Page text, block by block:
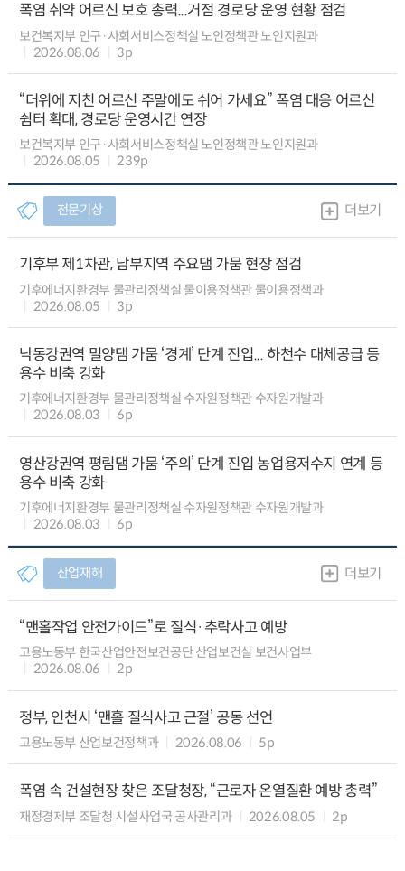
폭염 취약 어르신 보호 총력...거점 경로당 운영 현황 점검
보건복지부 인구·사회서비스정책실 노인정책관 노인지원과
2026.08.06
3p
“더위에 지친 어르신 주말에도 쉬어 가세요” 폭염 대응 어르신
쉼터 확대, 경로당 운영시간 연장
보건복지부 인구·사회서비스정책실 노인정책관 노인지원과
2026.08.05
239p
천문기상 더보기
기후부 제1차관, 남부지역 주요댐 가뭄 현장 점검
기후에너지환경부 물관리정책실 물이용정책관 물이용정책과
2026.08.05
3p
낙동강권역 밀양댐 가뭄 ‘경계’ 단계 진입... 하천수 대체공급 등
용수 비축 강화
기후에너지환경부 물관리정책실 수자원정책관 수자원개발과
2026.08.03
6p
영산강권역 평림댐 가뭄 ‘주의’ 단계 진입 농업용저수지 연계 등
용수 비축 강화
기후에너지환경부 물관리정책실 수자원정책관 수자원개발과
2026.08.03
6p
산업재해 더보기
“맨홀작업 안전가이드”로 질식·추락사고 예방
고용노동부 한국산업안전보건공단 산업보건실 보건사업부
2026.08.06
2p
정부, 인천시 ‘맨홀 질식사고 근절’ 공동 선언
고용노동부 산업보건정책과 2026.08.06 5p
폭염 속 건설현장 찾은 조달청장, “근로자 온열질환 예방 총력”
재정경제부 조달청 시설사업국 공사관리과 2026.08.05 2p